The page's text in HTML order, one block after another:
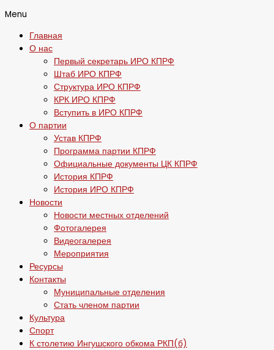
Menu
Главная
О нас
Первый секретарь ИРО КПРФ
Штаб ИРО КПРФ
Структура ИРО КПРФ
КРК ИРО КПРФ
Вступить в ИРО КПРФ
О партии
Устав КПРФ
Программа партии КПРФ
Официальные документы ЦК КПРФ
История КПРФ
История ИРО КПРФ
Новости
Новости местных отделений
Фотогалерея
Видеогалерея
Мероприятия
Ресурсы
Контакты
Муниципальные отделения
Стать членом партии
Культура
Спорт
К столетию Ингушского обкома РКП(б)